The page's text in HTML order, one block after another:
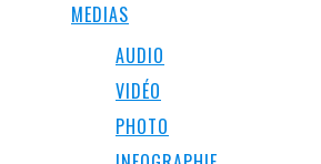
MEDIAS
AUDIO
VIDÉO
PHOTO